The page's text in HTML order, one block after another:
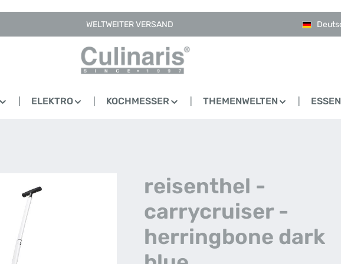
WELTWEITER VERSAND
ELEKTRO KOCHMESSER THEMENWELTEN
reisenthel -
carrycruiser -
herringbone dark